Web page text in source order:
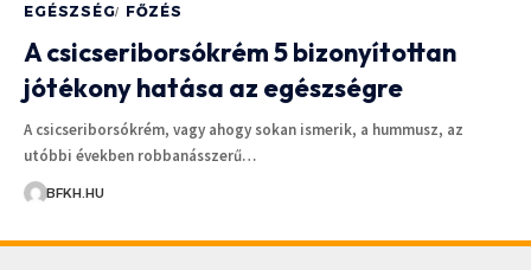
EGÉSZSÉG FŐZÉS
A csicseriborsókrém 5 bizonyítottan
jótékony hatása az egészségre
A csicseriborsókrém, vagy ahogy sokan ismerik, a hummusz, az
utóbbi években robbanásszerű…
BFKH.HU